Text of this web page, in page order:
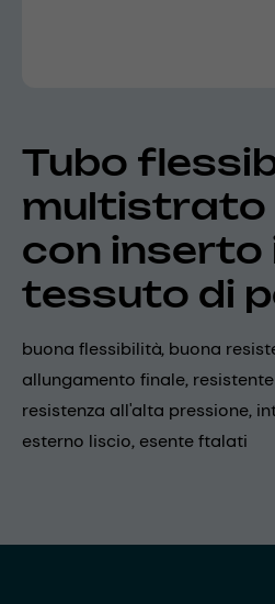
Tubo
multistrato
con inserto
tessuto di
buona flessibilità, buona
allungamento finale,
resistenza all'alta pressione,
esterno liscio, esente ftalati